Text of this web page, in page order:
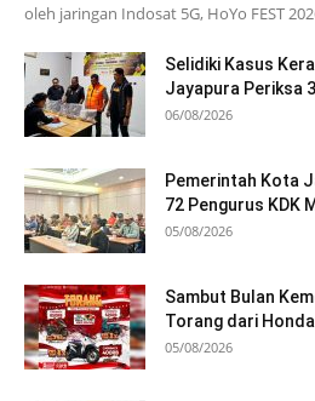
oleh jaringan Indosat 5G, HoYo FEST
Selidiki Kasus
Jayapura Periksa
06/08/2026
Pemerintah Kota
72 Pengurus KDK
05/08/2026
Sambut Bulan
Torang dari Honda
05/08/2026